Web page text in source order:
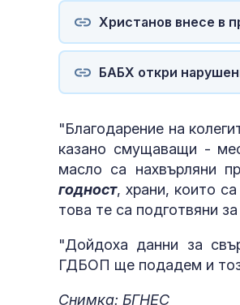
Христанов внесе в
БАБХ откри
"Благодарение на
казано смущаващи -
масло са нахвърляни
годност, храни, които
това те са подготвяни
"Дойдоха данни за
ГДБОП ще подадем и
Снимка: БГНЕС